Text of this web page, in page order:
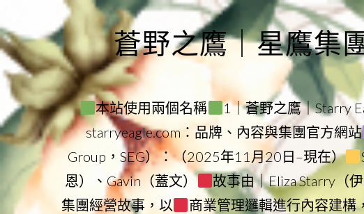
to
content
蒼野之鷹｜星鷹集
本站使用兩個名稱 1｜蒼野之鷹｜Starry
starryeagle.com：品牌、內容與集團官方網站
Group，SEG）：（2025年11月20日–現在）
恩）、Gavin（蓋文）
故事由｜Eliza Starry（
集團經營故事，以
商業管理邏輯進行內容建構